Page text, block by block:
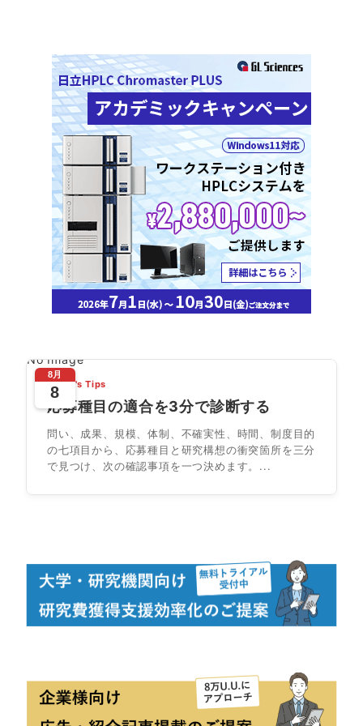
No Image
8月
8
Today's Tips
応募種目の適合を3分で診断する
問い、成果、規模、体制、不確実性、時間、制度目的
の七項目から、応募種目と研究構想の衝突箇所を三分
で見つけ、次の確認事項を一つ決めます。...